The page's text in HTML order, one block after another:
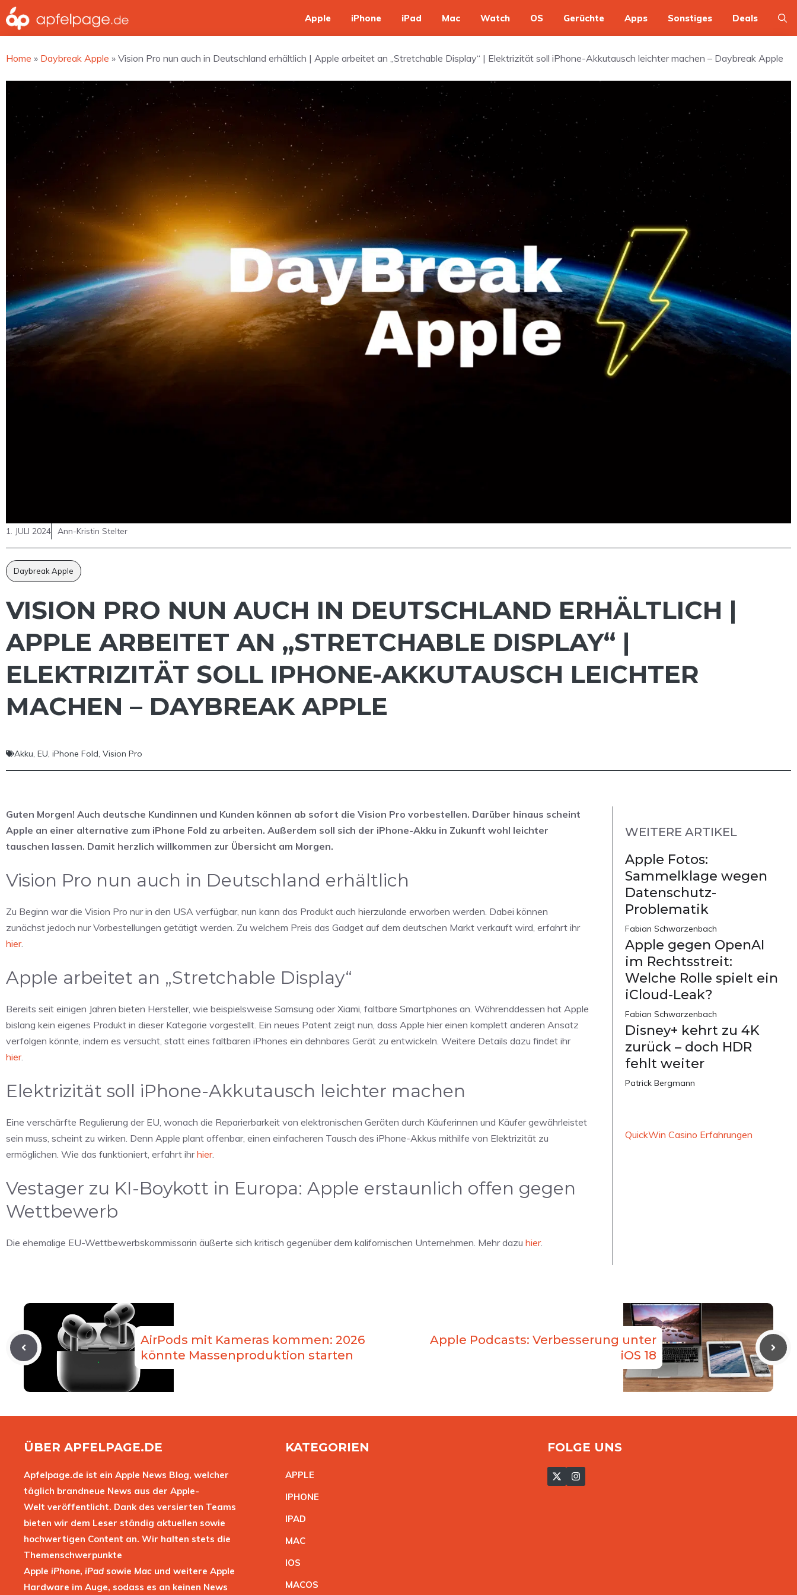
Zum
Inhalt
springen
Apple iPhone iPad Mac Watch OS Gerüchte Apps Sonstiges Deals
Home » Daybreak Apple » Vision Pro nun auch in Deutschland erhältlich | Apple arbeitet an „Stretchable Display“ | Elektrizität soll iPhone-Akkutausch leichter machen – Daybreak Apple
1. JULI 2024 Ann-Kristin Stelter
Daybreak Apple
VISION PRO NUN AUCH IN DEUTSCHLAND ERHÄLTLICH |
APPLE ARBEITET AN „STRETCHABLE DISPLAY“ |
ELEKTRIZITÄT SOLL IPHONE-AKKUTAUSCH LEICHTER
MACHEN – DAYBREAK APPLE
Akku EU iPhone Fold Vision Pro
Guten Morgen! Auch deutsche Kundinnen und Kunden können ab sofort die Vision Pro vorbestellen. Darüber hinaus scheint
Apple an einer alternative zum iPhone Fold zu arbeiten. Außerdem soll sich der iPhone-Akku in Zukunft wohl leichter
tauschen lassen. Damit herzlich willkommen zur Übersicht am Morgen.
Vision Pro nun auch in Deutschland erhältlich
Zu Beginn war die Vision Pro nur in den USA verfügbar, nun kann das Produkt auch hierzulande erworben werden. Dabei können
zunächst jedoch nur Vorbestellungen getätigt werden. Zu welchem Preis das Gadget auf dem deutschen Markt verkauft wird, erfahrt ihr
hier.
Apple arbeitet an „Stretchable Display“
Bereits seit einigen Jahren bieten Hersteller, wie beispielsweise Samsung oder Xiami, faltbare Smartphones an. Währenddessen hat Apple
bislang kein eigenes Produkt in dieser Kategorie vorgestellt. Ein neues Patent zeigt nun, dass Apple hier einen komplett anderen Ansatz
verfolgen könnte, indem es versucht, statt eines faltbaren iPhones ein dehnbares Gerät zu entwickeln. Weitere Details dazu findet ihr
hier.
Elektrizität soll iPhone-Akkutausch leichter machen
Eine verschärfte Regulierung der EU, wonach die Reparierbarkeit von elektronischen Geräten durch Käuferinnen und Käufer gewährleistet
sein muss, scheint zu wirken. Denn Apple plant offenbar, einen einfacheren Tausch des iPhone-Akkus mithilfe von Elektrizität zu
ermöglichen. Wie das funktioniert, erfahrt ihrhier.
Vestager zu KI-Boykott in Europa: Apple erstaunlich offen gegen
Wettbewerb
Die ehemalige EU-Wettbewerbskommissarin äußerte sich kritisch gegenüber dem kalifornischen Unternehmen. Mehr dazu hier.
WEITERE ARTIKEL
Apple Fotos:
Sammelklage wegen
Datenschutz-
Problematik
Fabian Schwarzenbach
Apple gegen OpenAI
im Rechtsstreit:
Welche Rolle spielt ein
iCloud-Leak?
Fabian Schwarzenbach
Disney+ kehrt zu 4K
zurück – doch HDR
fehlt weiter
Patrick Bergmann
QuickWin Casino Erfahrungen
AirPods mit Kameras kommen: 2026
könnte Massenproduktion starten
Apple Podcasts: Verbesserung unter
iOS 18
ÜBER APFELPAGE.DE
Apfelpage.de ist ein Apple News Blog, welcher
täglich brandneue News aus der Apple-
Welt veröffentlicht. Dank des versierten Teams
bieten wir dem Leser ständig aktuellen sowie
hochwertigen Content an. Wir halten stets die
Themenschwerpunkte
Apple iPhone, iPad sowie Mac und weitere Apple
Hardware im Auge, sodass es an keinen News
KATEGORIEN
APPLE
IPHONE
IPAD
MAC
IOS
MACOS
FOLGE UNS